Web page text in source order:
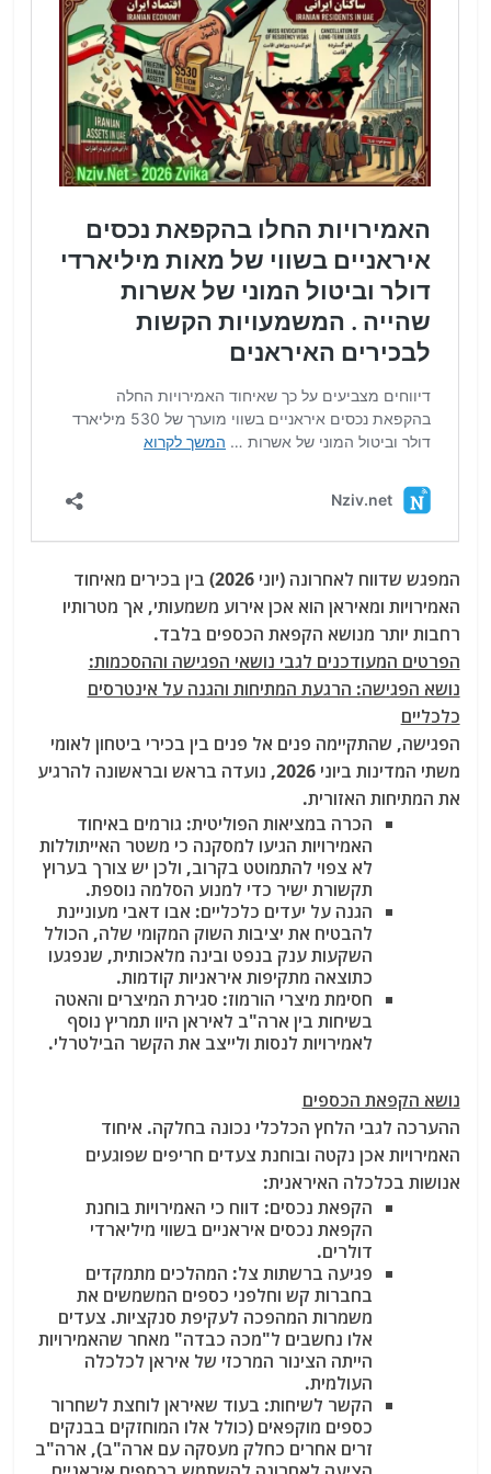
המפגש שדווח לאחרונה (יוני 2026) בין בכירים מאיחוד
האמירויות ומאיראן הוא אכן אירוע משמעותי, אך מטרותיו
רחבות יותר מנושא הקפאת הכספים בלבד.
הפרטים המעודכנים לגבי נושאי הפגישה וההסכמות:
נושא הפגישה: הרגעת המתיחות והגנה על אינטרסים
כלכליים
הפגישה, שהתקיימה פנים אל פנים בין בכירי ביטחון לאומי
משתי המדינות ביוני 2026, נועדה בראש ובראשונה להרגיע
את המתיחות האזורית.
הכרה במציאות הפוליטית: גורמים באיחוד
האמירויות הגיעו למסקנה כי משטר האייתוללות
לא צפוי להתמוטט בקרוב, ולכן יש צורך בערוץ
תקשורת ישיר כדי למנוע הסלמה נוספת.
הגנה על יעדים כלכליים: אבו דאבי מעוניינת
להבטיח את יציבות השוק המקומי שלה, הכולל
השקעות ענק בנפט ובינה מלאכותית, שנפגעו
כתוצאה מתקיפות איראניות קודמות.
חסימת מיצרי הורמוז: סגירת המיצרים והאטה
בשיחות בין ארה"ב לאיראן היוו תמריץ נוסף
לאמירויות לנסות ולייצב את הקשר הבילטרלי.
נושא הקפאת הכספים
ההערכה לגבי הלחץ הכלכלי נכונה בחלקה. איחוד
האמירויות אכן נקטה ובוחנת צעדים חריפים שפוגעים
אנושות בכלכלה האיראנית:
הקפאת נכסים: דווח כי האמירויות בוחנת
הקפאת נכסים איראניים בשווי מיליארדי
דולרים.
פגיעה ברשתות צל: המהלכים מתמקדים
בחברות קש וחלפני כספים המשמשים את
משמרות המהפכה לעקיפת סנקציות. צעדים
אלו נחשבים ל"מכה כבדה" מאחר שהאמירויות
הייתה הצינור המרכזי של איראן לכלכלה
העולמית.
הקשר לשיחות: בעוד שאיראן לוחצת לשחרור
כספים מוקפאים (כולל אלו המוחזקים בבנקים
זרים אחרים כחלק מעסקה עם ארה"ב), ארה"ב